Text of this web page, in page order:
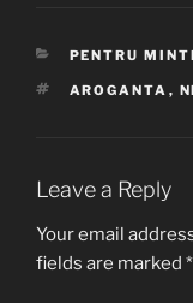
CATEGORIES
PENTRU
TAGS
AROGANTA ,
Leave a Reply
Your email
fields are marked *